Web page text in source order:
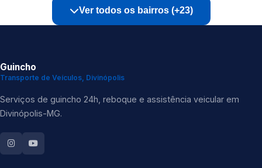
Ver todos os bairros (+23)
Guincho
Transporte de Veículos, Divinópolis
Serviços de guincho 24h, reboque e assistência veicular em
Divinópolis-MG.